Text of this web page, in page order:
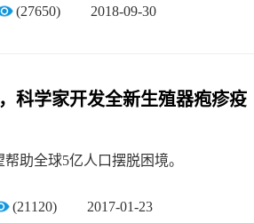
(27650) 2018-09-30
科学家开发全新生殖器疱疹疫
助全球5亿人口摆脱困境。
(21120) 2017-01-23